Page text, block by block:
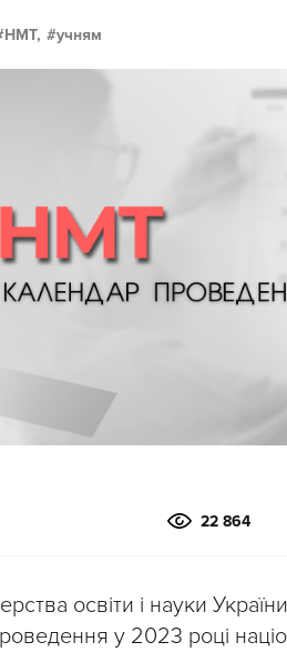
НМТ, учням
22 864
освіти і науки
у 2023 році